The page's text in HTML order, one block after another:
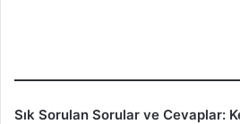
Sık Sorulan Sorular ve Cevaplar: